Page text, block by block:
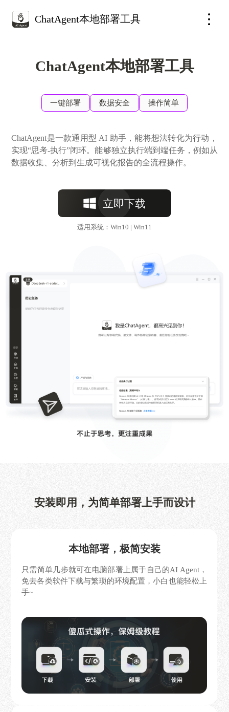
ChatAgent本地部署工具
ChatAgent本地部署工具
一键部署 数据安全 操作简单
ChatAgent是一款通用型 AI 助手，能将想法转化为行动，
实现“思考-执行”闭环。能够独立执行端到端任务，例如从
数据收集、分析到生成可视化报告的全流程操作。
立即下载
适用系统：Win10 | Win11
安装即用，为简单部署上手而设计
本地部署，极简安装
只需简单几步就可在电脑部署上属于自己的AI Agent，
免去各类软件下载与繁琐的环境配置，小白也能轻松上
手~